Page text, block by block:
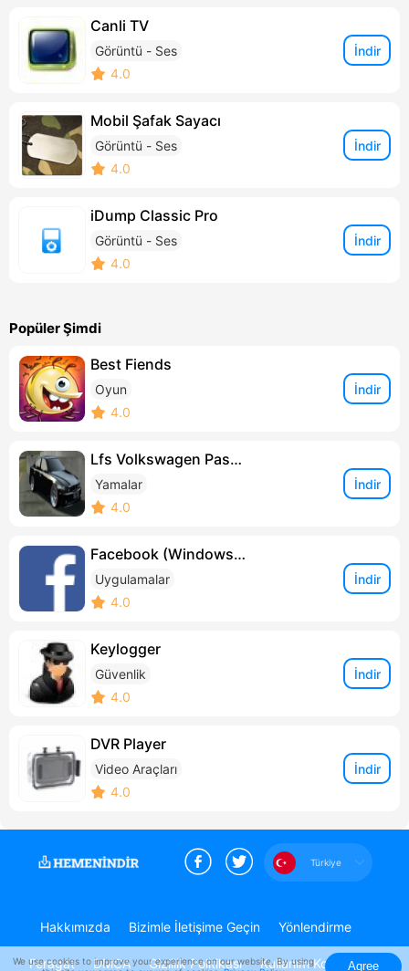
Canli TV
Görüntü - Ses
4.0
İndir
Mobil Şafak Sayacı
Görüntü - Ses
4.0
İndir
iDump Classic Pro
Görüntü - Ses
4.0
İndir
Popüler Şimdi
Best Fiends
Oyun
4.0
İndir
Lfs Volkswagen Passat Yaması
Yamalar
4.0
İndir
Facebook (Windows 8.1)
Uygulamalar
4.0
İndir
Keylogger
Güvenlik
4.0
İndir
DVR Player
Video Araçları
4.0
İndir
Türkiye
Hakkımızda Bizimle İletişime Geçin Yönlendirme
Feragat DMCA Gizlilik Politikası Kullanım Koşulları
We use cookies to improve your experience on our website. By using
Agree